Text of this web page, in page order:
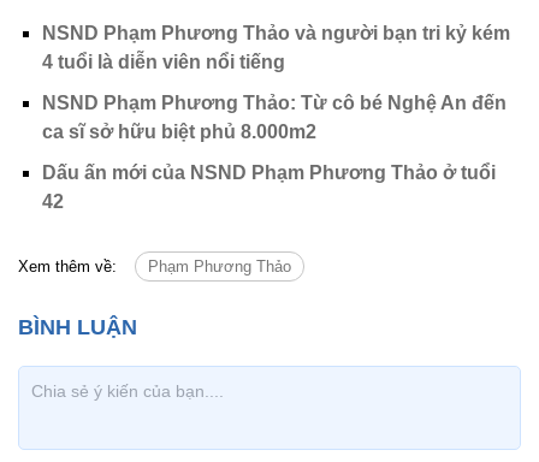
NSND Phạm Phương Thảo và người bạn tri kỷ kém
4 tuổi là diễn viên nổi tiếng
NSND Phạm Phương Thảo: Từ cô bé Nghệ An đến
ca sĩ sở hữu biệt phủ 8.000m2
Dấu ấn mới của NSND Phạm Phương Thảo ở tuổi
42
Xem thêm về: Phạm Phương Thảo